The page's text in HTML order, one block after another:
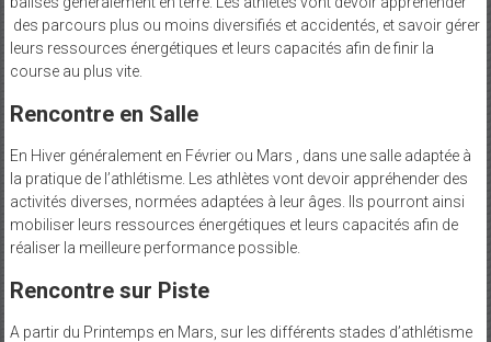
des parcours plus ou moins diversifiés et accidentés, et savoir gérer
leurs ressources énergétiques et leurs capacités afin de finir la
course au plus vite.
Rencontre en Salle
En Hiver généralement en Février ou Mars , dans une salle adaptée à
la pratique de l’athlétisme. Les athlètes vont devoir appréhender des
activités diverses, normées adaptées à leur âges. Ils pourront ainsi
mobiliser leurs ressources énergétiques et leurs capacités afin de
réaliser la meilleure performance possible.
Rencontre sur Piste
A partir du Printemps en Mars, sur les différents stades d’athlétisme